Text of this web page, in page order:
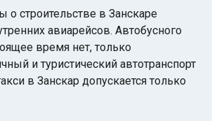
о строительстве в Занскаре
авиарейсов. Автобусного
время нет, только
и туристический автотранспорт
в Занскар допускается только